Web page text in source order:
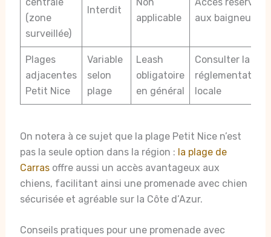
(zone
surveillée)
Interdit
applicable
aux baigneurs
Plages
adjacentes
Petit Nice
Variable
selon
plage
Leash
obligatoire
en général
Consulter la
réglementation
locale
On notera à ce sujet que la plage Petit Nice n’est
pas la seule option dans la région : la plage de
Carrasoffre aussi un accès avantageux aux
chiens, facilitant ainsi une promenade avec chien
sécurisée et agréable sur la Côte d’Azur.
Conseils pratiques pour une promenade avec